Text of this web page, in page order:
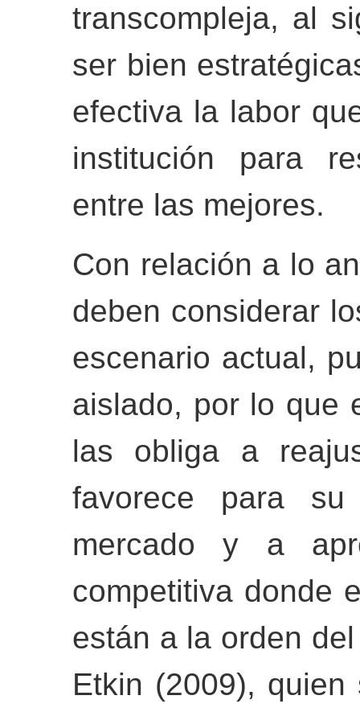
transcompleja, al
ser bien
efectiva la labor
institución para
entre las mejores.
Con relación a lo
deben considerar
escenario actual,
aislado, por lo que
las obliga a
favorece para
mercado y a
competitiva donde
están a la orden
Etkin (2009),